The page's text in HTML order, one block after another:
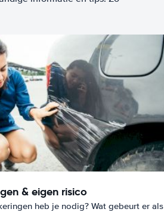
& eigen risico
heb je nodig? Wat gebeurt er als